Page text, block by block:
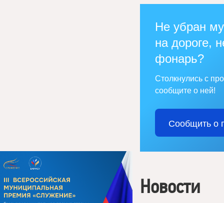
Не убран
на дороге,
фонарь?
Столкнулись с
сообщите о ней!
Сообщить о
Новости